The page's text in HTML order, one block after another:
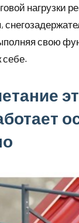
нагрузки
свою
себе.